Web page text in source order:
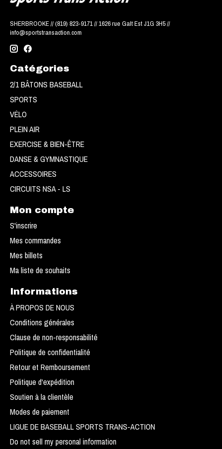
SHERBROOKE // (819) 823-9171 // 1626 rue Galt Est J1G 3H5 //
info@sportstransaction.com
Catégories
2/1 BÂTONS BASEBALL
SPORTS
VÉLO
PLEIN AIR
EXERCISE & BIEN-ÊTRE
DANSE & GYMNASTIQUE
ACCESSOIRES
CIRCUITS NSA - LS
Mon compte
S'inscrire
Mes commandes
Mes billets
Ma liste de souhaits
Informations
À PROPOS DE NOUS
Conditions générales
Clause de non-responsabilité
Politique de confidentialité
Retour et Remboursement
Politique d'expédition
Soutien à la clientèle
Modes de paiement
LIGUE DE BASEBALL SPORTS TRANS-ACTION
Do not sell my personal information